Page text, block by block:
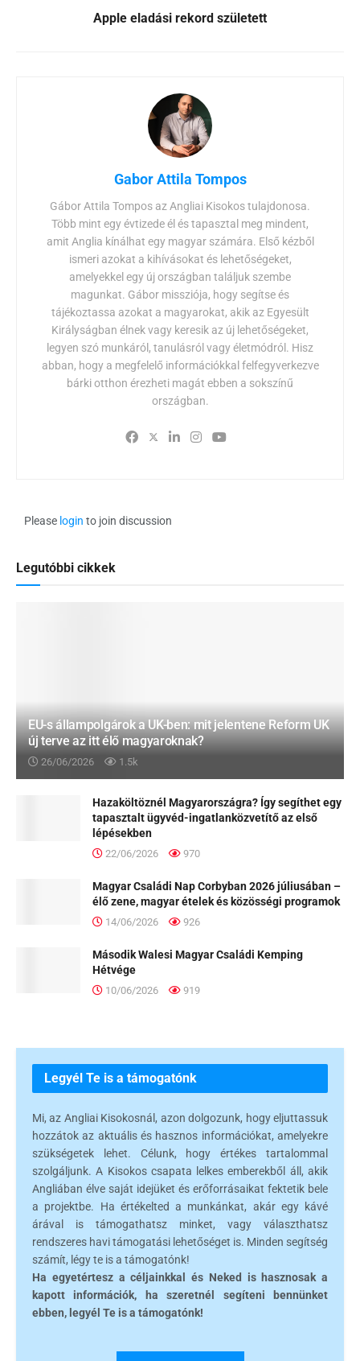
Apple eladási rekord született
Gabor Attila Tompos
Gábor Attila Tompos az Angliai Kisokos tulajdonosa.
Több mint egy évtizede él és tapasztal meg mindent,
amit Anglia kínálhat egy magyar számára. Első kézből
ismeri azokat a kihívásokat és lehetőségeket,
amelyekkel egy új országban találjuk szembe
magunkat. Gábor missziója, hogy segítse és
tájékoztassa azokat a magyarokat, akik az Egyesült
Királyságban élnek vagy keresik az új lehetőségeket,
legyen szó munkáról, tanulásról vagy életmódról. Hisz
abban, hogy a megfelelő információkkal felfegyverkezve
bárki otthon érezheti magát ebben a sokszínű
országban.
Please login to join discussion
Legutóbbi cikkek
EU-s állampolgárok a UK-ben: mit jelentene Reform UK
új terve az itt élő magyaroknak?
26/06/2026 1.5k
Hazaköltöznél Magyarországra? Így segíthet egy
tapasztalt ügyvéd-ingatlanközvetítő az első
lépésekben
22/06/2026 970
Magyar Családi Nap Corbyban 2026 júliusában –
élő zene, magyar ételek és közösségi programok
14/06/2026 926
Második Walesi Magyar Családi Kemping
Hétvége
10/06/2026 919
Legyél Te is a támogatónk
Mi, az Angliai Kisokosnál, azon dolgozunk, hogy eljuttassuk
hozzátok az aktuális és hasznos információkat, amelyekre
szükségetek lehet. Célunk, hogy értékes tartalommal
szolgáljunk. A Kisokos csapata lelkes emberekből áll, akik
Angliában élve saját idejüket és erőforrásaikat fektetik bele
a projektbe. Ha értékelted a munkánkat, akár egy kávé
árával is támogathatsz minket, vagy választhatsz
rendszeres havi támogatási lehetőséget is. Minden segítség
számít, légy te is a támogatónk!
Ha egyetértesz a céljainkkal és Neked is hasznosak a
kapott információk, ha szeretnél segíteni bennünket
ebben, legyél Te is a támogatónk!